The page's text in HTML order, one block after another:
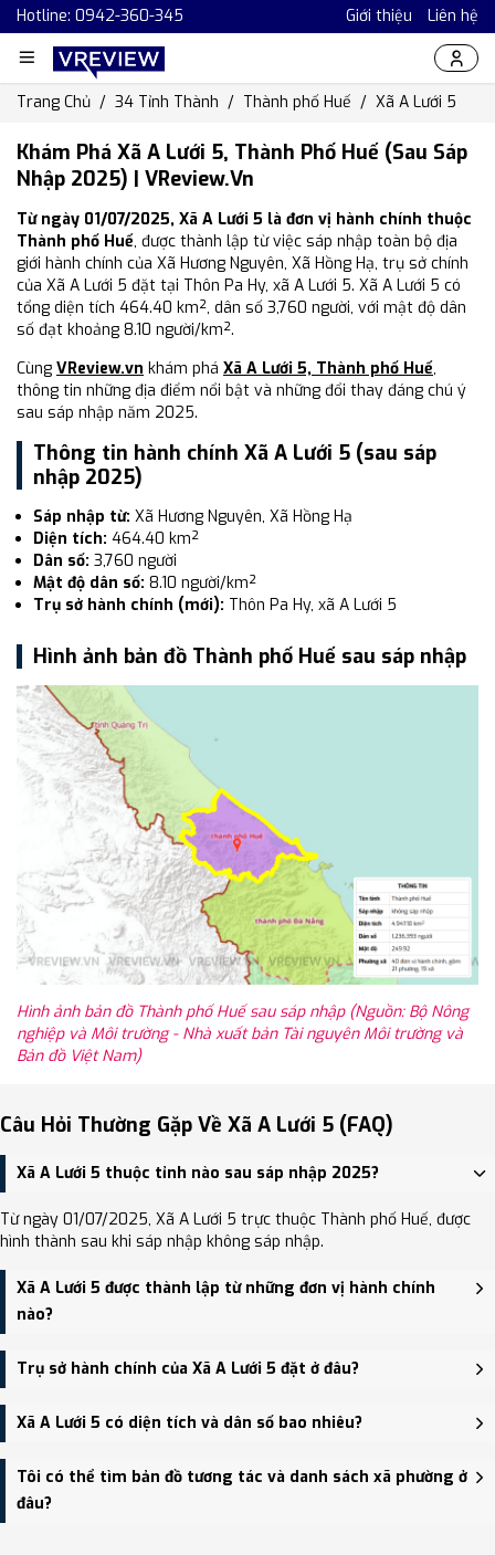
Hotline: 0942-360-345 Giới thiệu Liên hệ
Trang Chủ 34 Tỉnh Thành Thành phố Huế Xã A Lưới 5
Khám Phá Xã A Lưới 5, Thành Phố Huế (Sau Sáp
Nhập 2025) | VReview.vn
Từ ngày 01/07/2025, Xã A Lưới 5 là đơn vị hành chính thuộc
Thành phố Huế, được thành lập từ việc sáp nhập toàn bộ địa
giới hành chính của Xã Hương Nguyên, Xã Hồng Hạ, trụ sở chính
của Xã A Lưới 5 đặt tại Thôn Pa Hy, xã A Lưới 5. Xã A Lưới 5 có
tổng diện tích 464.40 km², dân số 3,760 người, với mật độ dân
số đạt khoảng 8.10 người/km².
Cùng VReview.vn khám phá Xã A Lưới 5, Thành phố Huế,
thông tin những địa điểm nổi bật và những đổi thay đáng chú ý
sau sáp nhập năm 2025.
Thông tin hành chính Xã A Lưới 5 (sau sáp
nhập 2025)
Sáp nhập từ: Xã Hương Nguyên, Xã Hồng Hạ
Diện tích: 464.40 km²
Dân số: 3,760 người
Mật độ dân số: 8.10 người/km²
Trụ sở hành chính (mới): Thôn Pa Hy, xã A Lưới 5
Hình ảnh bản đồ Thành phố Huế sau sáp nhập
Hình ảnh bản đồ Thành phố Huế sau sáp nhập (Nguồn: Bộ Nông
nghiệp và Môi trường - Nhà xuất bản Tài nguyên Môi trường và
Bản đồ Việt Nam)
Câu Hỏi Thường Gặp Về Xã A Lưới 5 (FAQ)
Xã A Lưới 5 thuộc tỉnh nào sau sáp nhập 2025?
Từ ngày 01/07/2025, Xã A Lưới 5 trực thuộc Thành phố Huế, được
hình thành sau khi sáp nhập không sáp nhập.
Xã A Lưới 5 được thành lập từ những đơn vị hành chính
nào?
Xã A Lưới 5 được thành lập trên cơ sở sáp nhập Xã Hương Nguyên,
Xã Hồng Hạ.
Trụ sở hành chính của Xã A Lưới 5 đặt ở đâu?
Trụ sở hành chính mới của Xã A Lưới 5 đặt tại Thôn Pa Hy, xã A
Lưới 5 - trung tâm khu vực thuận tiện giao thông.
Xã A Lưới 5 có diện tích và dân số bao nhiêu?
Xã A Lưới 5 có Diện tích: 464.40 km², Dân số: 3,760 người, Mật độ
dân số: Khoảng 8.10 người/km²
Tôi có thể tìm bản đồ tương tác và danh sách xã phường ở
đâu?